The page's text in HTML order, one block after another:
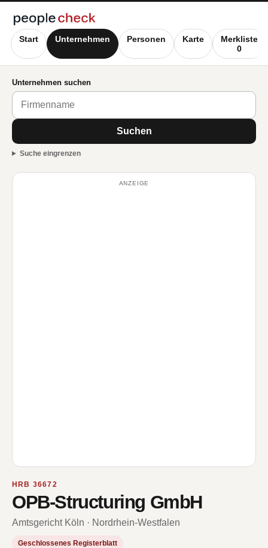
Start Unternehmen Personen Karte
Merkliste
0
Unternehmen suchen
Suchen
Suche eingrenzen
ANZEIGE
HRB 36672
OPB-Structuring GmbH
Amtsgericht Köln · Nordrhein-Westfalen
Geschlossenes Registerblatt